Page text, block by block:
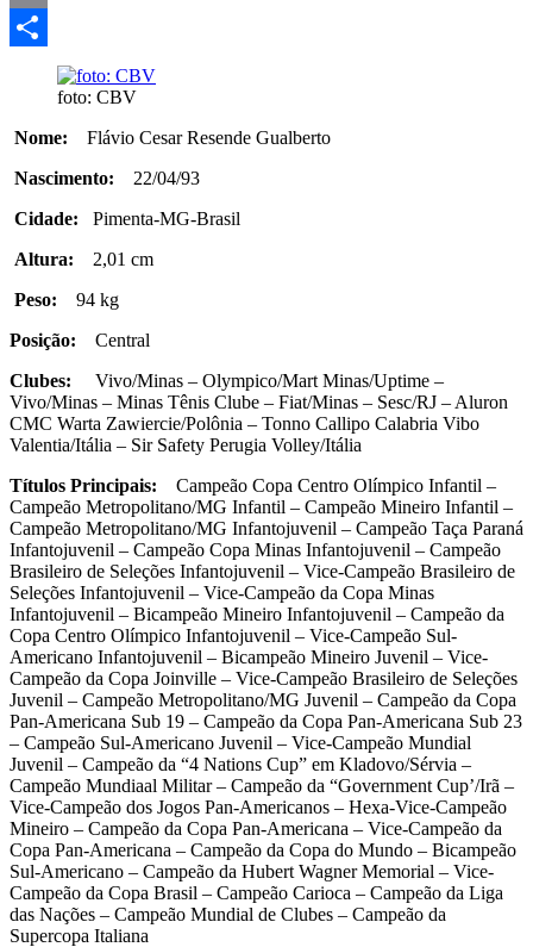
Email
foto: CBV
Nome:
Flávio Cesar Resende Gualberto
Nascimento: 22/04/93
Cidade: Pimenta-MG-Brasil
Altura: 2,01 cm
Peso: 94 kg
Posição: Central
Clubes: Vivo/Minas – Olympico/Mart Minas/Uptime –
Vivo/Minas – Minas Tênis Clube – Fiat/Minas – Sesc/RJ – Aluron
CMC Warta Zawiercie/Polônia – Tonno Callipo Calabria Vibo
Valentia/Itália – Sir Safety Perugia Volley/Itália
Títulos Principais: Campeão Copa Centro Olímpico Infantil –
Campeão Metropolitano/MG Infantil – Campeão Mineiro Infantil –
Campeão Metropolitano/MG Infantojuvenil – Campeão Taça Paraná
Infantojuvenil – Campeão Copa Minas Infantojuvenil – Campeão
Brasileiro de Seleções Infantojuvenil – Vice-Campeão Brasileiro de
Seleções Infantojuvenil – Vice-Campeão da Copa Minas
Infantojuvenil – Bicampeão Mineiro Infantojuvenil – Campeão da
Copa Centro Olímpico Infantojuvenil – Vice-Campeão Sul-
Americano Infantojuvenil – Bicampeão Mineiro Juvenil – Vice-
Campeão da Copa Joinville – Vice-Campeão Brasileiro de Seleções
Juvenil – Campeão Metropolitano/MG Juvenil – Campeão da Copa
Pan-Americana Sub 19 – Campeão da Copa Pan-Americana Sub 23
– Campeão Sul-Americano Juvenil – Vice-Campeão Mundial
Juvenil – Campeão da “4 Nations Cup” em Kladovo/Sérvia –
Campeão Mundiaal Militar – Campeão da “Government Cup’/Irã –
Vice-Campeão dos Jogos Pan-Americanos – Hexa-Vice-Campeão
Mineiro – Campeão da Copa Pan-Americana – Vice-Campeão da
Copa Pan-Americana – Campeão da Copa do Mundo – Bicampeão
Sul-Americano – Campeão da Hubert Wagner Memorial – Vice-
Campeão da Copa Brasil – Campeão Carioca – Campeão da Liga
das Nações – Campeão Mundial de Clubes – Campeão da
Supercopa Italiana